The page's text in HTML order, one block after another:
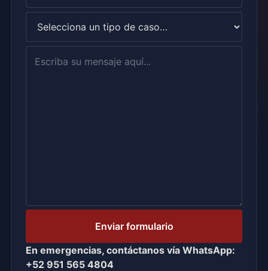
Please leave this field empty.
En emergencias, contáctanos vía WhatsApp:
+52 951 565 4804